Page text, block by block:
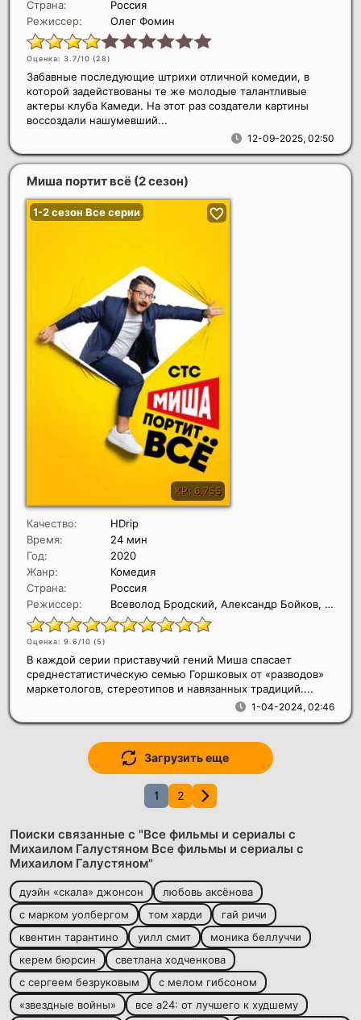
Страна:
Россия
Режиссер:
Олег Фомин
Оценка: 3.7/10 (28)
12-09-2025, 02:50
Забавные последующие штрихи отличной комедии, в
которой задействованы те же молодые талантливые
актеры клуба Камеди. На этот раз создатели картины
воссоздали нашумевший...
Миша портит всё (2 сезон)
Качество:
HDrip
Время:
24 мин
Год:
2020
Жанр:
Комедия
Страна:
Россия
Режиссер:
Всеволод Бродский, Александр Бойков, Илья Силаев
Оценка: 9.6/10 (5)
1-04-2024, 02:46
В каждой серии приставучий гений Миша спасает
среднестатистическую семью Горшковых от «разводов»
маркетологов, стереотипов и навязанных традиций....
Загрузить еще
1 2
Поиски связанные с "Все фильмы и сериалы с
Михаилом Галустяном Все фильмы и сериалы с
Михаилом Галустяном"
дуэйн «скала» джонсон
любовь аксёнова
с марком уолбергом
том харди
гай ричи
квентин тарантино
уилл смит
моника беллуччи
керем бюрсин
светлана ходченкова
с сергеем безруковым
с мелом гибсоном
«звездные войны»
все а24: от лучшего к худшему